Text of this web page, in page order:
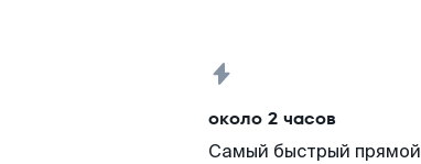
около 2 часов
Самый быстрый прямой